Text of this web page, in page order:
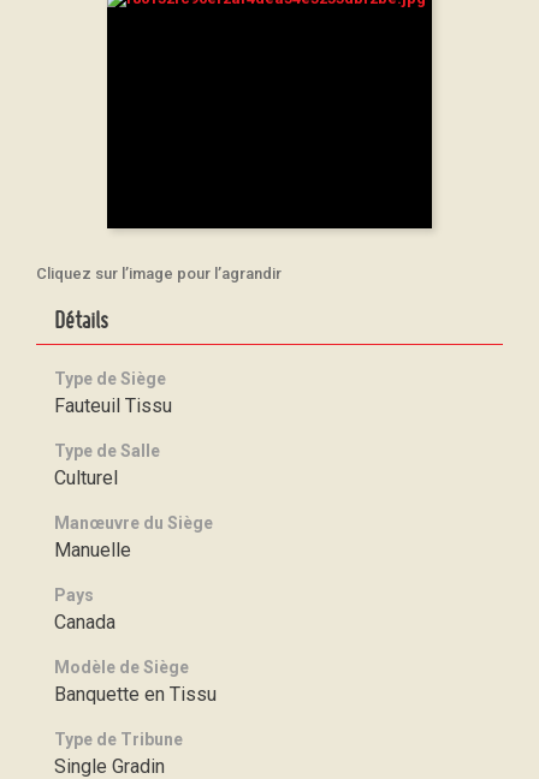
Cliquez sur l’image pour l’agrandir
Détails
Type de Siège
Fauteuil Tissu
Type de Salle
Culturel
Manœuvre du Siège
Manuelle
Pays
Canada
Modèle de Siège
Banquette en Tissu
Type de Tribune
Single Gradin